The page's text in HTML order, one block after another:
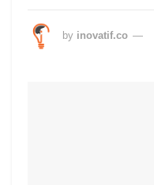
by inovatif.co